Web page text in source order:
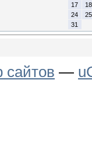
17
18
24
25
31
сайтов —